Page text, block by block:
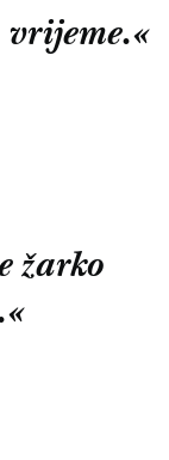
žarko